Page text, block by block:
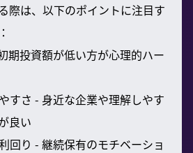
際は、以下のポイントに注目す
期投資額が低い方が心理的ハー
すさ - 身近な企業や理解しやす
良い
回り - 継続保有のモチベーショ